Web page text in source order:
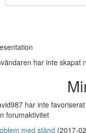
har inte skapat
har inte
forumaktivitet
med stånd (2017-